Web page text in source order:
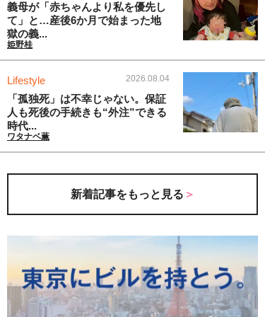
義母が「赤ちゃんより私を優先し
て」と…産後6か月で始まった地
獄の義...
姫野桂
Lifestyle 2026.08.04
「孤独死」は不幸じゃない。保証
人も死後の手続きも“外注”できる
時代...
ワタナベ薫
新着記事をもっと見る